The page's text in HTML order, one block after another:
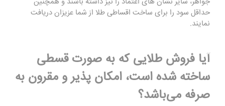
حداقل سود را برای ساخت اقساطی طلا از شما عزیزان دریافت
نمایند.
آیا فروش طلایی که به صورت قسطی
ساخته شده است، امکان پذیر و مقرون به
صرفه می‌باشد؟